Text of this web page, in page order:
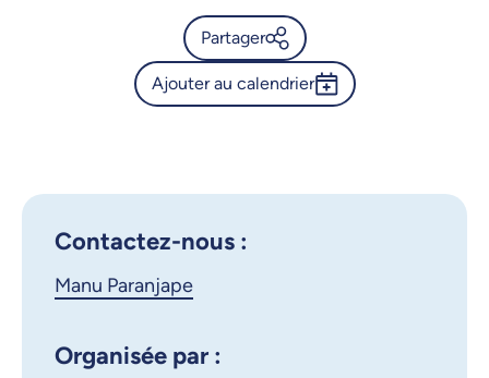
Partager
Calendrier de l’Université de
Ajouter au calendrier
Contactez-nous :
Manu Paranjape
Organisée par :